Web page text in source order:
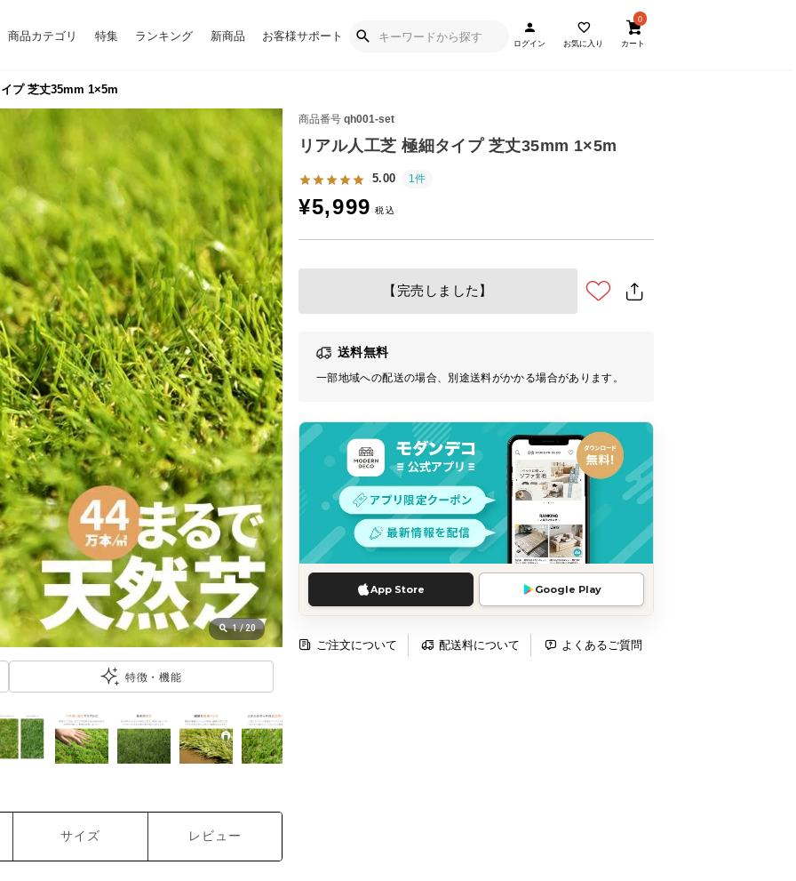
商品カテゴリ 特集 ランキング 新商品 お客様サポート
ログイン お気に入り
0
カート
プ 芝丈35mm 1×5m
商品番号 qh001-set
リアル人工芝 極細タイプ 芝丈35mm 1×5m
5.00 1件
¥5,999
【完売しました】
送料無料
一部地域への配送の場合、別途送料がかかる場合があります。
App Store Google Play
ご注文について 配送料について よくあるご質問
1/20
特徴・機能
サイズ レビュー